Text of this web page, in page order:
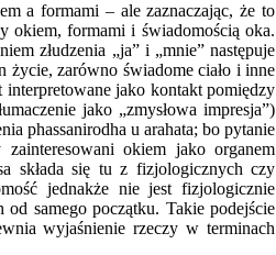
a formami – ale zaznaczając, że to
okiem, formami i świadomością oka.
złudzenia „ja” i „mnie” następuje
życie, zarówno świadome ciało i inne
interpretowane jako kontakt pomiędzy
jako „zmysłowa impresja”)
phassanirodha u arahata; bo pytanie
okiem jako organem
składa się tu z fizjologicznych czy
jednakże nie jest fizjologicznie
samego początku. Takie podejście
wyjaśnienie rzeczy w terminach